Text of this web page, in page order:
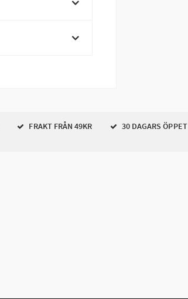
FRAKT FRÅN 49KR 30 DAGARS